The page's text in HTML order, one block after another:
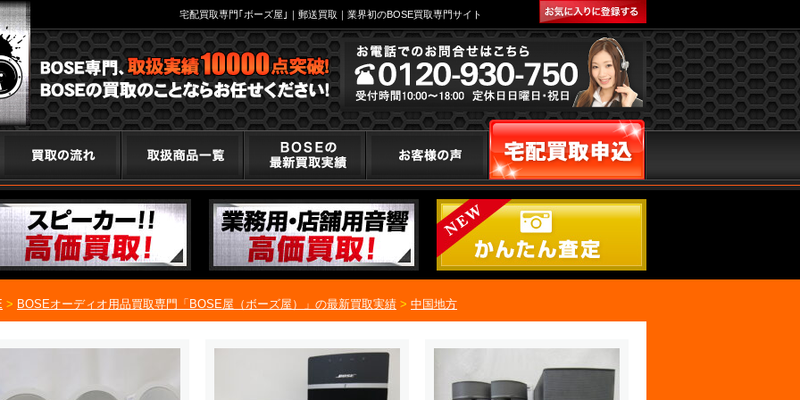
宅配買取専門｢ボーズ屋｣｜郵送買取｜業界初のBOSE買取専門サイト
> BOSEオーディオ用品買取専門「BOSE屋（ボーズ屋）」の最新買取実績 > 中国地方